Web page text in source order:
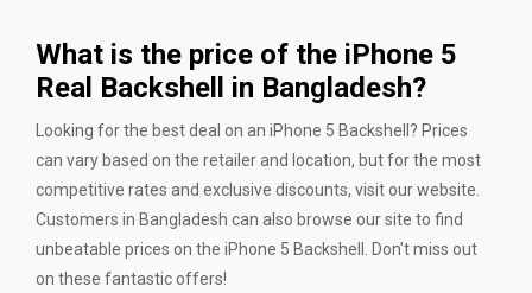
What is the price of the iPhone 5
Real Backshell in Bangladesh?
Looking for the best deal on an iPhone 5 Backshell? Prices
can vary based on the retailer and location, but for the most
competitive rates and exclusive discounts, visit our website.
Customers in Bangladesh can also browse our site to find
unbeatable prices on the iPhone 5 Backshell. Don't miss out
on these fantastic offers!